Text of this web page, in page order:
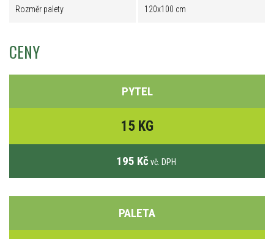
Rozměr palety 120x100 cm
CENY
PYTEL
15 KG
195 Kč vč. DPH
PALETA